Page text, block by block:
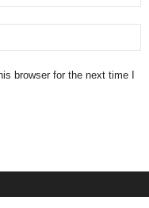
browser for the next time I